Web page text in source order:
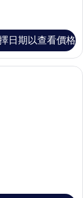
日期以查看價格
寢具、舒適加層、客房